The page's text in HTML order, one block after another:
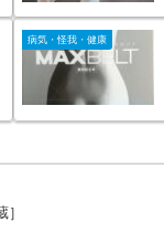
病気・怪我・健康